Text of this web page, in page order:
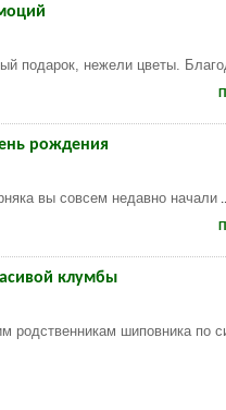
подарок, нежели цветы.
рождения
вы совсем недавно начали...
клумбы
родственникам шиповника по